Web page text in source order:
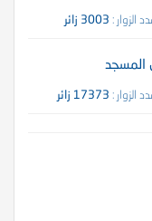
الزوار : 3003 زائر
المسجد
الزوار : 17373 زائر